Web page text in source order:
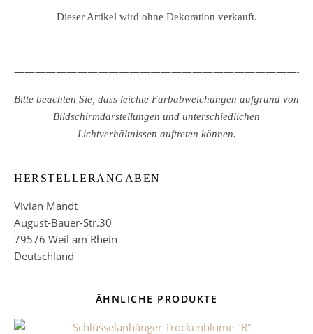
Dieser Artikel wird ohne Dekoration verkauft.
Bitte beachten Sie, dass leichte Farbabweichungen aufgrund von
Bildschirmdarstellungen und unterschiedlichen
Lichtverhältnissen auftreten können.
HERSTELLERANGABEN
Vivian Mandt
August-Bauer-Str.30
79576 Weil am Rhein
Deutschland
ÄHNLICHE PRODUKTE